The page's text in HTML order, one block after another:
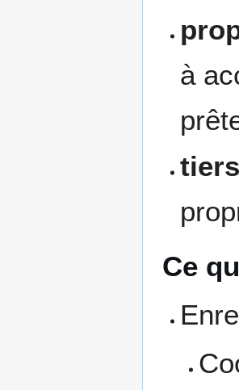
à
tiers
Ce